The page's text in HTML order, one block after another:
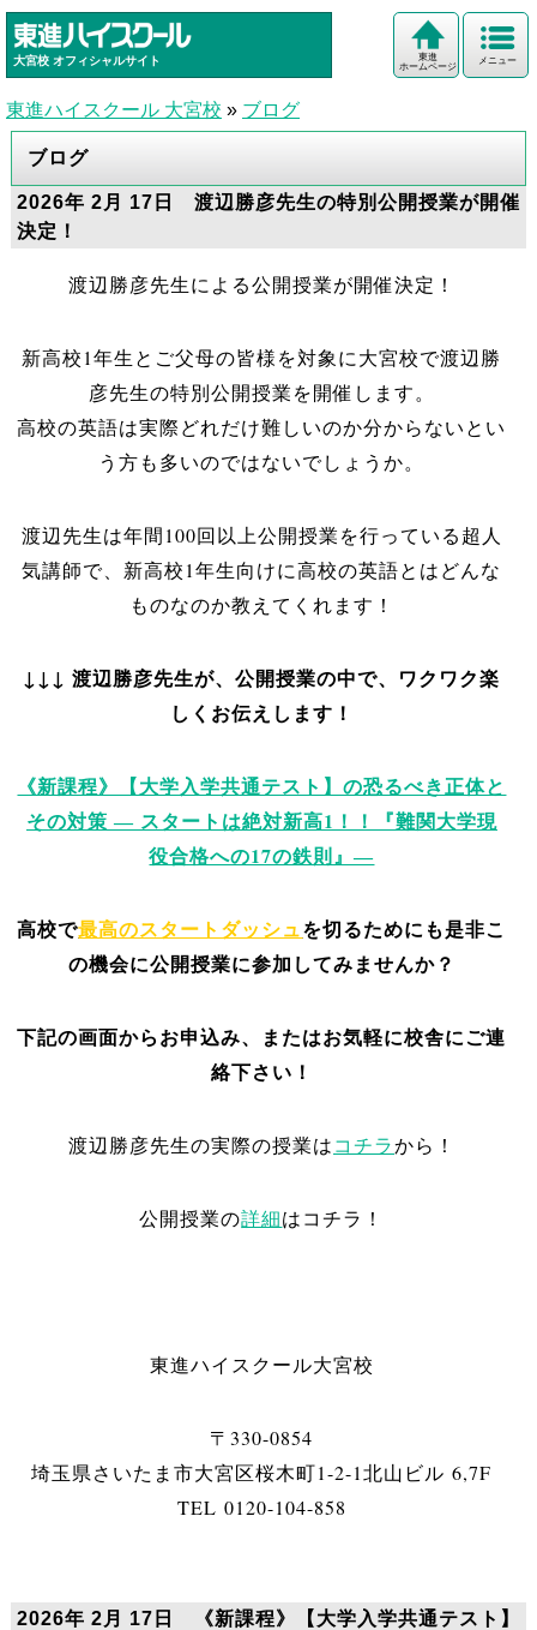
大宮校 オフィシャルサイト メニュー
東進
ホームページ
東進ハイスクール 大宮校 » ブログ
ブログ
2026年 2月 17日 渡辺勝彦先生の特別公開授業が開催
決定！
渡辺勝彦先生による公開授業が開催決定！
新高校1年生とご父母の皆様を対象に大宮校で渡辺勝
彦先生の特別公開授業を開催します。
高校の英語は実際どれだけ難しいのか分からないとい
う方も多いのではないでしょうか。
渡辺先生は年間100回以上公開授業を行っている超人
気講師で、 新高校1年生向けに高校の英語とはどんな
ものなのか教えてくれます！
↓↓↓ 渡辺勝彦先生が、公開授業の中で、ワクワク楽
しくお伝えします！
《新課程》【大学入学共通テスト】の恐るべき正体と
その対策 ― スタートは絶対新高1！！『難関大学現
役合格への17の鉄則』―
高校で最高のスタートダッシュを切るためにも是非こ
の機会に公開授業に参加してみませんか？
下記の画面からお申込み、またはお気軽に校舎にご連
絡下さい！
渡辺勝彦先生の実際の授業はコチラから！
公開授業の詳細はコチラ！
東進ハイスクール大宮校
〒330-0854
埼玉県さいたま市大宮区桜木町1-2-1北山ビル 6,7F
TEL 0120-104-858
2026年 2月 17日 《新課程》【大学入学共通テスト】